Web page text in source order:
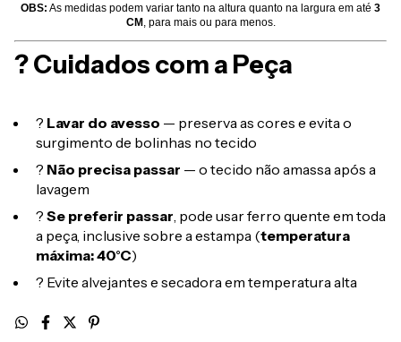
OBS: As medidas podem variar tanto na altura quanto na largura em até 3
CM, para mais ou para menos.
? Cuidados com a Peça
? Lavar do avesso — preserva as cores e evita o
surgimento de bolinhas no tecido
? Não precisa passar — o tecido não amassa após a
lavagem
? Se preferir passar, pode usar ferro quente em toda
a peça, inclusive sobre a estampa (temperatura
máxima: 40°C)
? Evite alvejantes e secadora em temperatura alta